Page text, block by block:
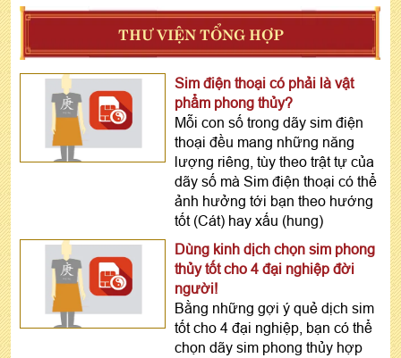
THƯ VIỆN TỔNG HỢP
Sim điện thoại có phải là vật
phẩm phong thủy?
Mỗi con số trong dãy sim điện
thoại đều mang những năng
lượng riêng, tùy theo trật tự của
dãy số mà Sim điện thoại có thể
ảnh hưởng tới bạn theo hướng
tốt (Cát) hay xấu (hung)
Dùng kinh dịch chọn sim phong
thủy tốt cho 4 đại nghiệp đời
người!
Bằng những gợi ý quẻ dịch sim
tốt cho 4 đại nghiệp, bạn có thể
chọn dãy sim phong thủy hợp